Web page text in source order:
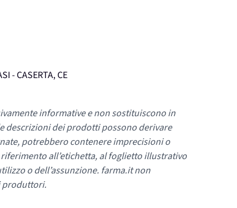
- CASERTA, CE
informative e non sostituiscono in
descrizioni dei prodotti possono derivare
potrebbero contenere imprecisioni o
all’etichetta, al foglietto illustrativo
o dell’assunzione. farma.it non
produttori.